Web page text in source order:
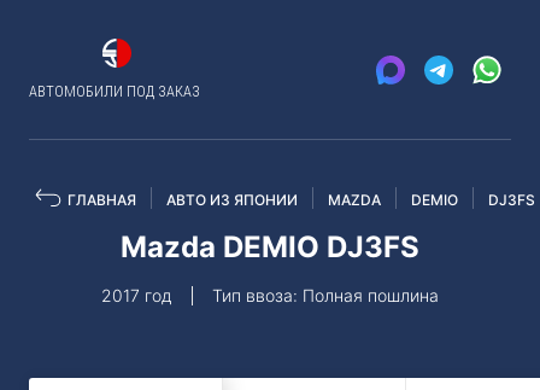
АВТОМОБИЛИ ПОД ЗАКАЗ
ГЛАВНАЯ АВТО ИЗ ЯПОНИИ MAZDA DEMIO DJ3FS
Mazda DEMIO DJ3FS
2017 год Тип ввоза: Полная пошлина